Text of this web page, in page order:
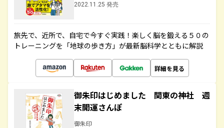
2022.11.25 発売
旅先で、近所で、自宅で今すぐ実践！楽しく脳を鍛える５０の
トレーニングを「地球の歩き方」が最新脳科学とともに解説
詳細を見る
御朱印はじめました 関東の神社 週
末開運さんぽ
御朱印